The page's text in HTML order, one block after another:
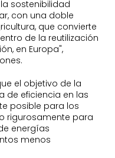
sostenibilidad
con una doble
que convierte
de la reutilización
en Europa",
el objetivo de la
de eficiencia en las
posible para los
rigurosamente para
energías
menos